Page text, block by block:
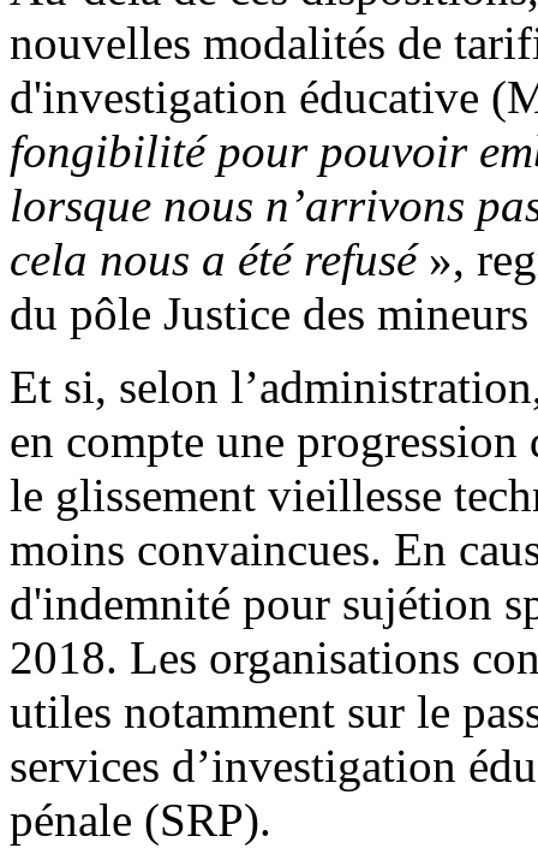
nouvelles modalités de
d'investigation éducative
fongibilité pour pouvoir
lorsque nous n’arrivons
cela nous a été refusé»,
du pôle Justice des
Et si, selon
en compte une progression
le glissement vieillesse
moins convaincues. En
d'indemnité pour sujétion
2018. Les organisations
utiles notamment sur le
services d’investigation
pénale (SRP).